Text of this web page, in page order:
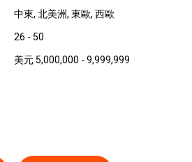
中東, 北美洲, 東歐, 西歐
26 - 50
美元 5,000,000 - 9,999,999